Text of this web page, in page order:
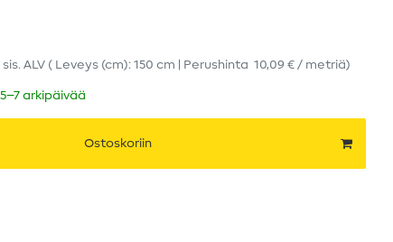
sis. ALV ( Leveys (cm): 150 cm | Perushinta 10,09 € / metriä)
arkipäivää
Ostoskoriin